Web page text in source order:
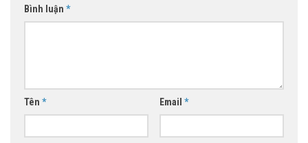
Bình luận *
Tên * Email *